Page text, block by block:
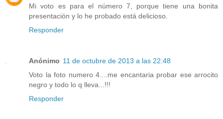
Mi voto es para el número 7, porque tiene una bonita
presentación y lo he probado está delicioso.
Responder
Anónimo 11 de octubre de 2013 a las 22:48
Voto la foto numero 4....me encantaria probar ese arrocito
negro y todo lo q lleva...!!!
Responder